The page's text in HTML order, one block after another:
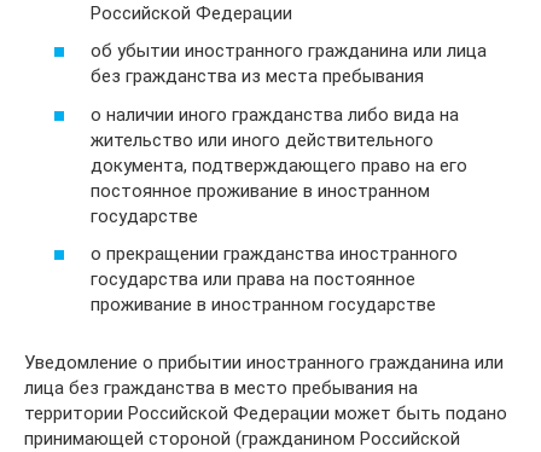
Российской Федерации
об убытии иностранного гражданина или лица
без гражданства из места пребывания
о наличии иного гражданства либо вида на
жительство или иного действительного
документа, подтверждающего право на его
постоянное проживание в иностранном
государстве
о прекращении гражданства иностранного
государства или права на постоянное
проживание в иностранном государстве
Уведомление о прибытии иностранного гражданина или
лица без гражданства в место пребывания на
территории Российской Федерации может быть подано
принимающей стороной (гражданином Российской